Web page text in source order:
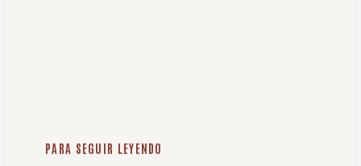
PARA SEGUIR LEYENDO